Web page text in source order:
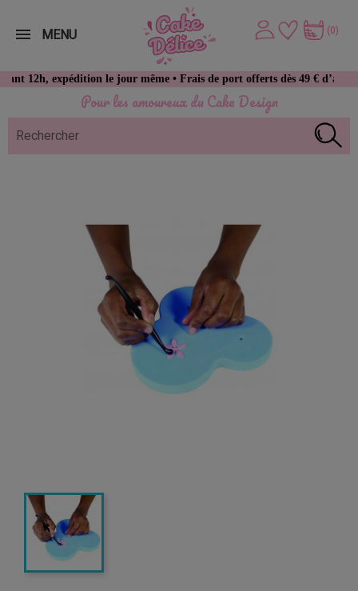
Pour les amoureux du Cake Design
expédition le jour même • Frais de port offerts dès 49 € d’achat
(0)
MENU